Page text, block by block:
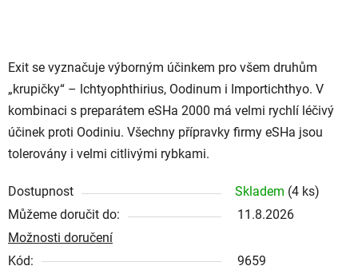
Exit se vyznačuje výborným účinkem pro všem druhům
„krupičky“ – lchtyophthirius, Oodinum i Importichthyo. V
kombinaci s preparátem eSHa 2000 má velmi rychlí léčivý
účinek proti Oodiniu. Všechny přípravky firmy eSHa jsou
tolerovány i velmi citlivými rybkami.
Dostupnost Skladem (4 ks)
Můžeme doručit do:
11.8.2026
Možnosti doručení
Kód:
9659